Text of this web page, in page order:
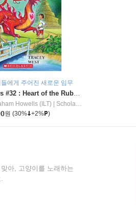
에게 주어진 새로운 임무
Dragon Masters #32 : Heart of the Ruby Dragon (A Branches Book)
Howells (ILT)
Scholastic Inc
원 (30% +2% )
아, 고양이를 노래하는